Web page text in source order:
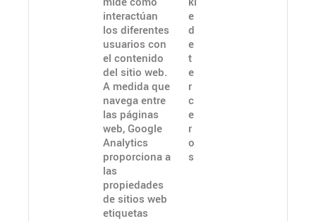
interactúan
los diferentes
usuarios con
el contenido
del sitio web.
A medida que
navega entre
las páginas
web, Google
Analytics
proporciona a
las
propiedades
de sitios web
etiquetas
e
d
e
t
e
r
c
e
r
o
s